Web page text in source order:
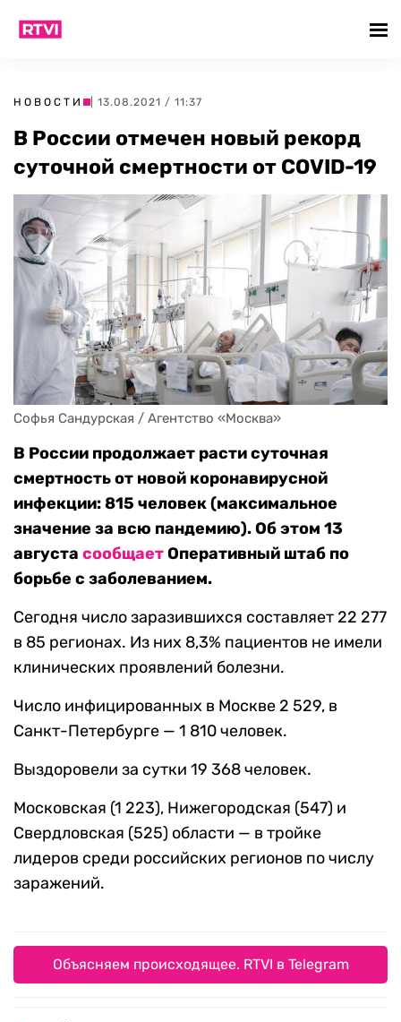
НОВОСТИ | 13.08.2021 / 11:37
В России отмечен новый рекорд
суточной смертности от COVID-19
Софья Сандурская / Агентство «Москва»
В России продолжает расти суточная
смертность от новой коронавирусной
инфекции: 815 человек (максимальное
значение за всю пандемию). Об этом 13
августа сообщаетОперативный штаб по
борьбе с заболеванием.
Сегодня число заразившихся составляет 22 277
в 85 регионах. Из них 8,3% пациентов не имели
клинических проявлений болезни.
Число инфицированных в Москве 2 529, в
Санкт-Петербурге — 1 810 человек.
Выздоровели за сутки 19 368 человек.
Московская (1 223), Нижегородская (547) и
Свердловская (525) области — в тройке
лидеров среди российских регионов по числу
заражений.
Объясняем происходящее. RTVI в Telegram